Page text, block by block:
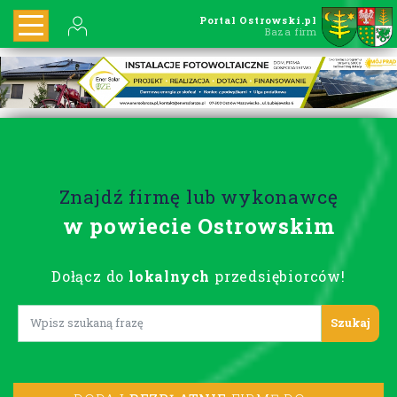
Portal Ostrowski.pl
Baza firm
Znajdź firmę lub wykonawcę
w powiecie Ostrowskim
Dołącz do lokalnych przedsiębiorców!
Lorem ipsum